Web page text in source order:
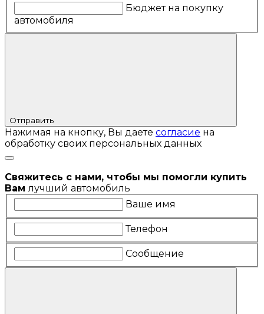
Бюджет на покупку
автомобиля
Отправить
Нажимая на кнопку, Вы даете согласие на
обработку своих персональных данных
Свяжитесь с нами, чтобы мы помогли купить
Вамлучший автомобиль
Ваше имя
Телефон
Сообщение